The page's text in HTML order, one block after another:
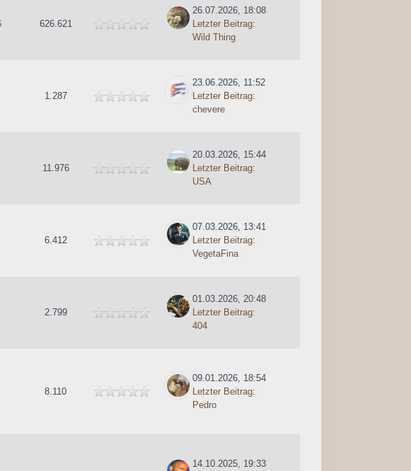
626.621
26.07.2026, 18:08
Letzter Beitrag:
Wild Thing
1.287
23.06.2026, 11:52
Letzter Beitrag:
chevere
11.976
20.03.2026, 15:44
Letzter Beitrag:
USA
6.412
07.03.2026, 13:41
Letzter Beitrag:
VegetaFina
2.799
01.03.2026, 20:48
Letzter Beitrag:
404
8.110
09.01.2026, 18:54
Letzter Beitrag:
Pedro
14.10.2025, 19:33